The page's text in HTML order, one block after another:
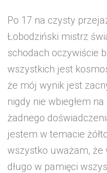
Po 17 na czysty
Łobodziński mistrz
schodach oczywiście
wszystkich jest
że mój wynik jest
nigdy nie wbiegłem
żadnego
jestem w temacie
wszystko uważam, że
długo w pamięci